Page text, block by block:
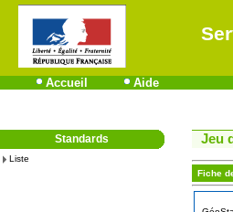
Accueil Aide
Standards
Liste
Jeu
Fiche